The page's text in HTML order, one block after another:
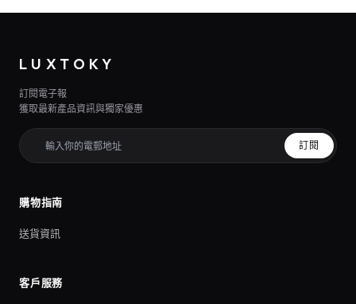
LUXTOKY
訂閱電子報
獲取最新產品資訊與獨家優惠
訂閱
購物指南
送貨資訊
客戶服務